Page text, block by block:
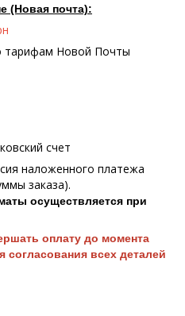
(Новая почта):
тарифам Новой Почты
счет
наложенного платежа
заказа).
осуществляется при
оплату до момента
всех деталей